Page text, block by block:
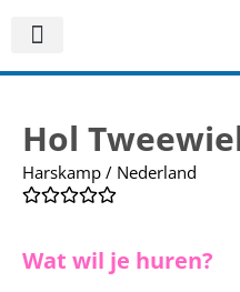
Hol
Harskamp / Nederland
Wat wil je huren?